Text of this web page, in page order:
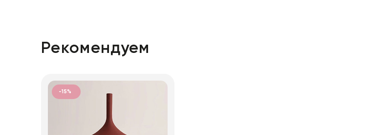
Рекомендуем
-15%